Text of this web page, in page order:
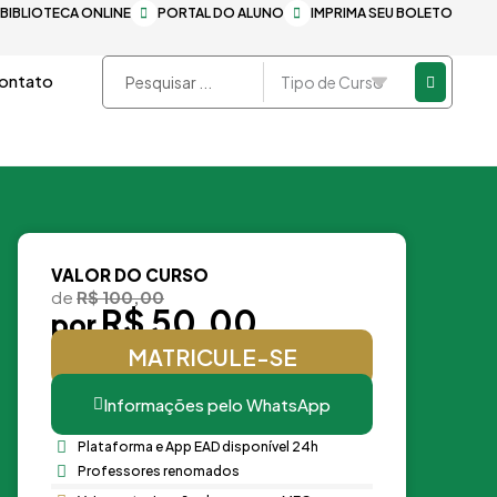
IMPRIMA SEU BOLETO
PORTAL DO ALUNO
BIBLIOTECA ONLINE
Pesquisar
...
VALOR DO CURSO
de R$ 100,00
porR$ 50,00
MATRICULE-SE
Informações pelo WhatsApp
Plataforma e App EAD disponível 24h
Professores renomados